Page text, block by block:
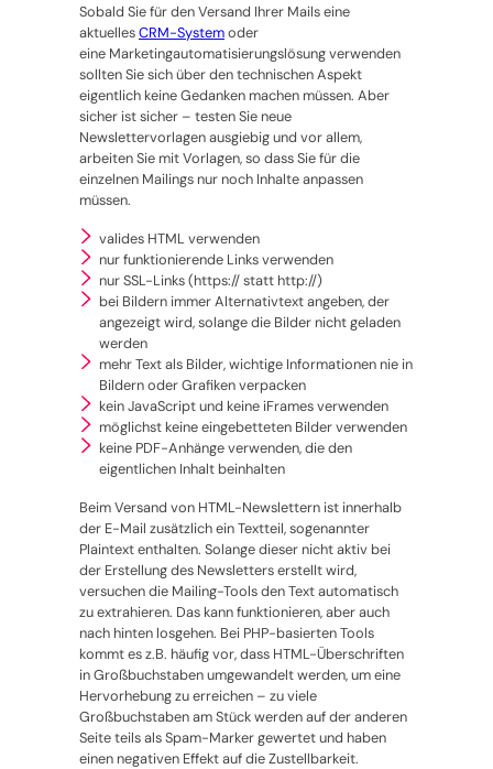
Sobald Sie für den Versand Ihrer Mails eine
aktuellesCRM-Systemoder
eine Marketingautomatisierungslösung verwenden
sollten Sie sich über den technischen Aspekt
eigentlich keine Gedanken machen müssen. Aber
sicher ist sicher – testen Sie neue
Newslettervorlagen ausgiebig und vor allem,
arbeiten Sie mit Vorlagen, so dass Sie für die
einzelnen Mailings nur noch Inhalte anpassen
müssen.
valides HTML verwenden
nur funktionierende Links verwenden
nur SSL-Links (https:// statt http://)
bei Bildern immer Alternativtext angeben, der
angezeigt wird, solange die Bilder nicht geladen
werden
mehr Text als Bilder, wichtige Informationen nie in
Bildern oder Grafiken verpacken
kein JavaScript und keine iFrames verwenden
möglichst keine eingebetteten Bilder verwenden
keine PDF-Anhänge verwenden, die den
eigentlichen Inhalt beinhalten
Beim Versand von HTML-Newslettern ist innerhalb
der E-Mail zusätzlich ein Textteil, sogenannter
Plaintext enthalten. Solange dieser nicht aktiv bei
der Erstellung des Newsletters erstellt wird,
versuchen die Mailing-Tools den Text automatisch
zu extrahieren. Das kann funktionieren, aber auch
nach hinten losgehen. Bei PHP-basierten Tools
kommt es z.B. häufig vor, dass HTML-Überschriften
in Großbuchstaben umgewandelt werden, um eine
Hervorhebung zu erreichen – zu viele
Großbuchstaben am Stück werden auf der anderen
Seite teils als Spam-Marker gewertet und haben
einen negativen Effekt auf die Zustellbarkeit.